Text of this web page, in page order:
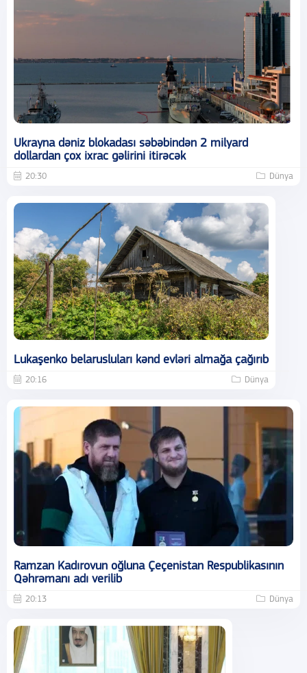
Ukrayna dəniz blokadası səbəbindən 2 milyard
dollardan çox ixrac gəlirini itirəcək
20:30 Dünya
Lukaşenko belarusluları kənd evləri almağa çağırıb
20:16 Dünya
Ramzan Kadırovun oğluna Çeçenistan Respublikasının
Qəhrəmanı adı verilib
20:13 Dünya